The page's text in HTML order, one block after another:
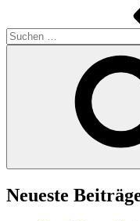
Suchen
nach:
Neueste